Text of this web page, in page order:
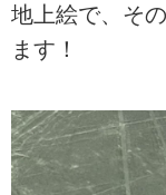
地上絵で、そ
ます！